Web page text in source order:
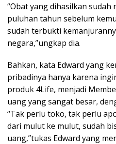
“Obat yang dihasilkan sudah
puluhan tahun sebelum
sudah terbukti
negara,”ungkap dia.
Bahkan, kata Edward yang
pribadinya hanya karena
produk 4Life, menjadi
uang yang sangat besar,
“Tak perlu toko, tak perlu
dari mulut ke mulut, sudah
uang,”tukas Edward yang